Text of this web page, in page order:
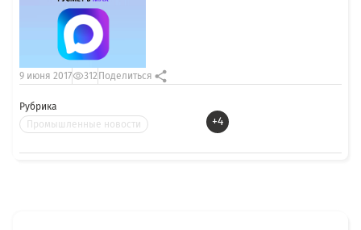
Рубрика
Промышленные новости
+4
9 июня 2017 312 Поделиться